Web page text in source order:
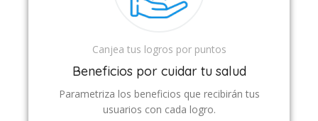
Canjea tus logros por puntos
Beneficios por cuidar tu salud
Parametriza los beneficios que recibirán tus
usuarios con cada logro.